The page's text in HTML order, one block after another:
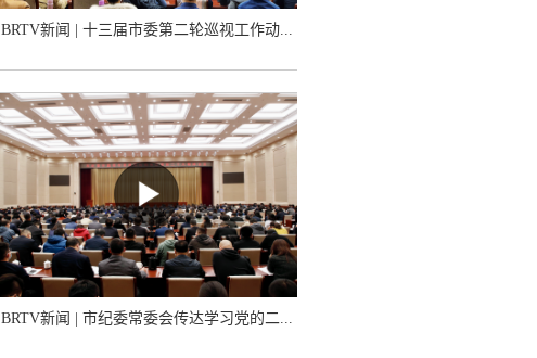
BRTV新闻 | 十三届市委第二轮巡视工作动...
BRTV新闻 | 市纪委常委会传达学习党的二...